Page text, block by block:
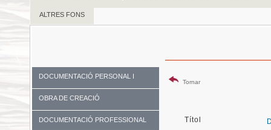
ALTRES FONS
DOCUMENTACIÓ PERSONAL I
FAMILIAR
OBRA DE CREACIÓ
DOCUMENTACIÓ PROFESSIONAL
Tornar
Títol